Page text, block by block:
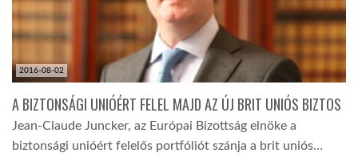
A VILÁG ITTHON
2016-08-02
A BIZTONSÁGI UNIÓÉRT FELEL MAJD AZ ÚJ BRIT UNIÓS BIZTOS
Jean-Claude Juncker, az Európai Bizottság elnöke a
biztonsági unióért felelős portfóliót szánja a brit uniós…